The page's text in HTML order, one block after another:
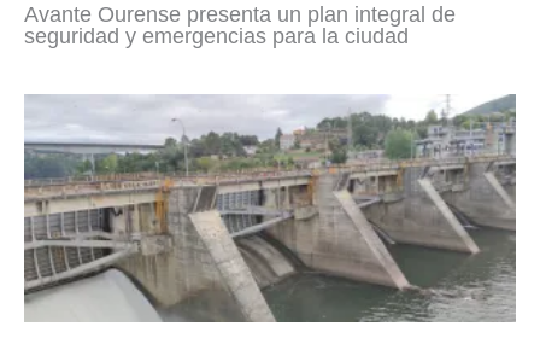
Avante Ourense presenta un plan integral de
seguridad y emergencias para la ciudad